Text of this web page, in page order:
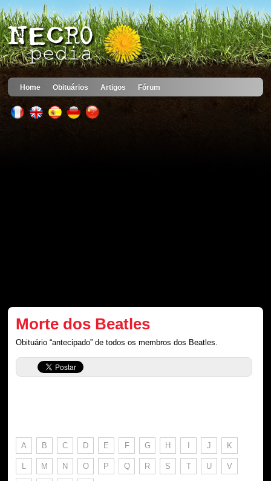
Home Obituários Artigos Fórum
Morte dos Beatles
Obituário “antecipado” de todos os membros dos Beatles.
A B C D E F G H I J K
L M N O P Q R S T U V